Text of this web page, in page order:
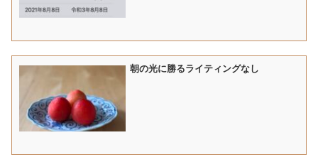
朝の光に勝るライティングなし